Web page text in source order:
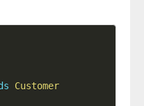
Customer